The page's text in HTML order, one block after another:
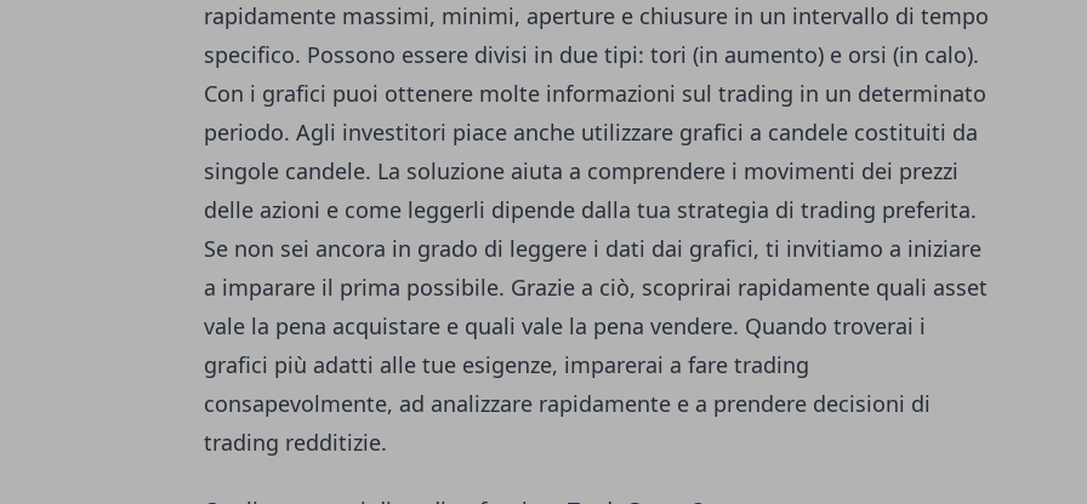
rapidamente massimi, minimi, aperture e chiusure in un intervallo di tempo
specifico. Possono essere divisi in due tipi: tori (in aumento) e orsi (in calo).
Con i grafici puoi ottenere molte informazioni sul trading in un determinato
periodo. Agli investitori piace anche utilizzare grafici a candele costituiti da
singole candele. La soluzione aiuta a comprendere i movimenti dei prezzi
delle azioni e come leggerli dipende dalla tua strategia di trading preferita.
Se non sei ancora in grado di leggere i dati dai grafici, ti invitiamo a iniziare
a imparare il prima possibile. Grazie a ciò, scoprirai rapidamente quali asset
vale la pena acquistare e quali vale la pena vendere. Quando troverai i
grafici più adatti alle tue esigenze, imparerai a fare trading
consapevolmente, ad analizzare rapidamente e a prendere decisioni di
trading redditizie.